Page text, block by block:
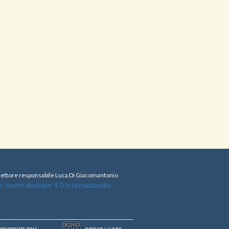
responsabile Luca Di Giacomantonio
opere derivate 4.0 Internazionale.